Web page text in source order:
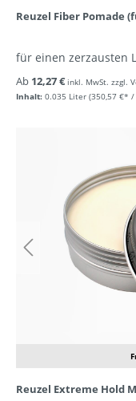
Reuzel Fiber Pomade
für einen zerzausten
Inhalt: 0.035 Liter (350,57 €*
Ab 12,27 € inkl. MwSt. zzgl.
Reuzel Extreme Hold